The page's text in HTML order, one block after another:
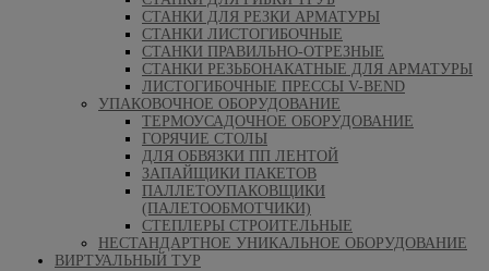
СТАНКИ ДЛЯ РЕЗКИ АРМАТУРЫ
СТАНКИ ЛИСТОГИБОЧНЫЕ
СТАНКИ ПРАВИЛЬНО-ОТРЕЗНЫЕ
СТАНКИ РЕЗЬБОНАКАТНЫЕ ДЛЯ АРМАТУРЫ
ЛИСТОГИБОЧНЫЕ ПРЕССЫ V-BEND
УПАКОВОЧНОЕ ОБОРУДОВАНИЕ
ТЕРМОУСАДОЧНОЕ ОБОРУДОВАНИЕ
ГОРЯЧИЕ СТОЛЫ
ДЛЯ ОБВЯЗКИ ПП ЛЕНТОЙ
ЗАПАЙЩИКИ ПАКЕТОВ
ПАЛЛЕТОУПАКОВЩИКИ
(ПАЛЕТООБМОТЧИКИ)
СТЕПЛЕРЫ СТРОИТЕЛЬНЫЕ
НЕСТАНДАРТНОЕ УНИКАЛЬНОЕ ОБОРУДОВАНИЕ
ВИРТУАЛЬНЫЙ ТУР